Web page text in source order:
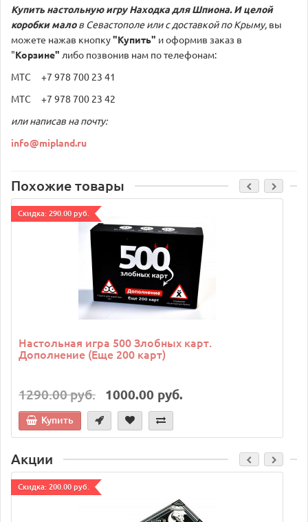
Купить настольную игру Находка для Шпиона. И целой
коробки мало в Севастополе или с доставкой по Крыму, вы
можете нажав кнопку"Купить" и оформив заказ в
"Корзине" либо позвонив нам по телефонам:
МТС +7 978 700 23 41
МТС +7 978 700 23 42
или написав на почту:
info@mipland.ru
Похожие товары
Cкидка: 290.00 руб.
Настольная игра 500 Злобных карт.
Дополнение (Еще 200 карт)
1290.00 руб. 1000.00 руб.
Купить
Акции
Cкидка: 200.00 руб.